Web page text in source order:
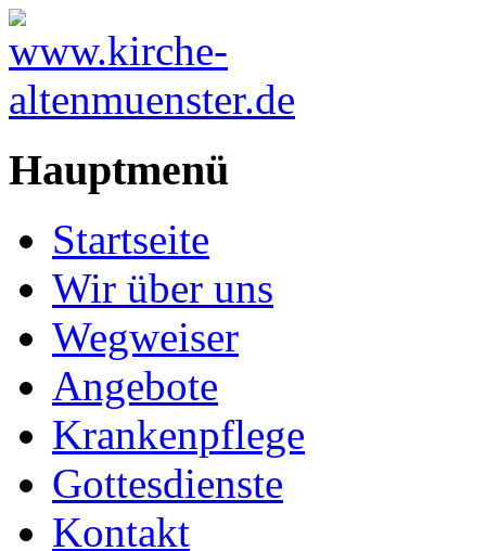
Hauptmenü
Startseite
Wir über uns
Wegweiser
Angebote
Krankenpflege
Gottesdienste
Kontakt